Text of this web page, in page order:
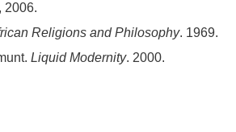
2006.
Religions and Philosophy. 1969.
Liquid Modernity. 2000.